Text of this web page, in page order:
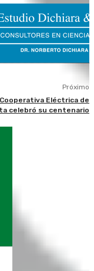
Próximo
Eléctrica de
celebró su centenario